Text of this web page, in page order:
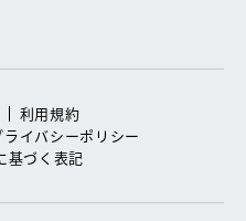
利用規約
ライバシーポリシー
基づく表記